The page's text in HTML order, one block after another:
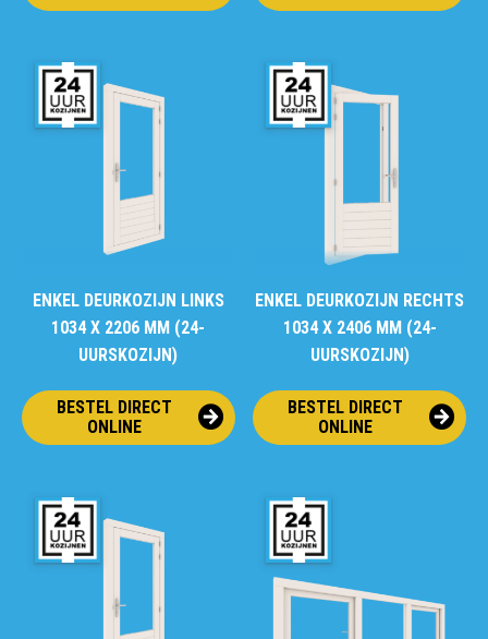
ENKEL DEURKOZIJN LINKS
1034 X 2206 MM (24-
UURSKOZIJN)
BESTEL DIRECT
ONLINE
ENKEL DEURKOZIJN RECHTS
1034 X 2406 MM (24-
UURSKOZIJN)
BESTEL DIRECT
ONLINE